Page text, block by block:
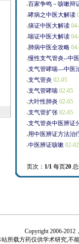
百家争鸣－咳嗽辩
哮病之中医大解读
痰证中医大解读
喘证中医大解读
肺病中医全攻略
慢性支气管炎--中
支气管哮喘---中医
支气管炎 02-05
支气管哮喘 02-05
大叶性肺炎 02-05
支气管扩张 02-05
支气管炎中医辨证
用中医辨证方法治
中医辨证咳嗽 02-02
页次： 1/1 每页20
Copyright 2006-
站所载方药仅供学术研究,不